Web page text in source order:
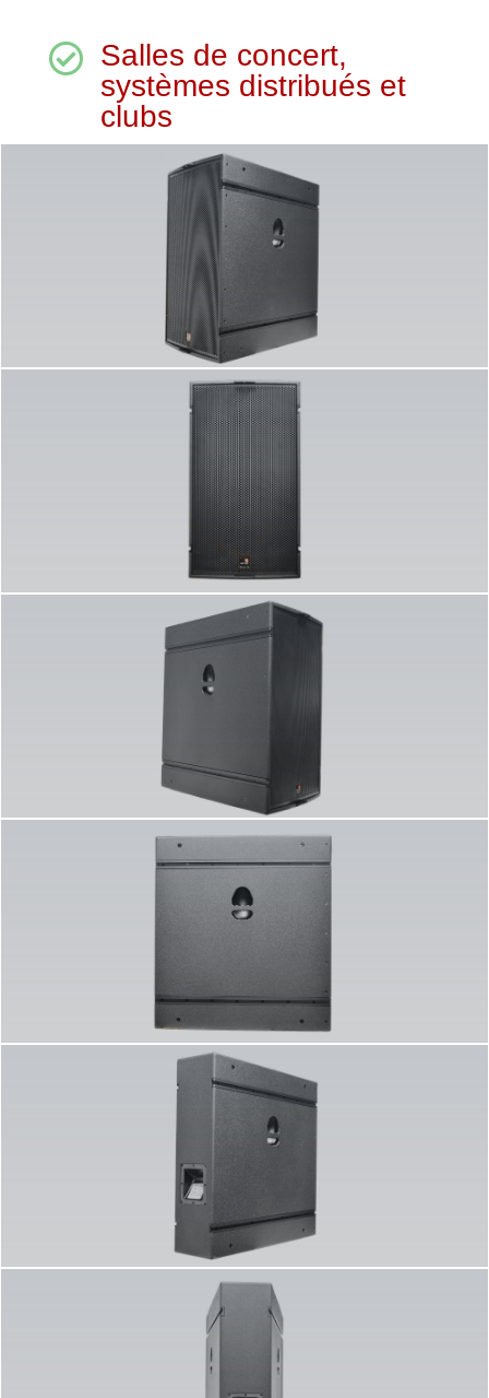
 Salles de concert,
systèmes distribués et
clubs